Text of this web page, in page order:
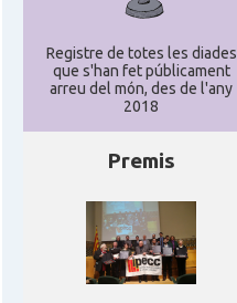
Registre de totes les diades
que s'han fet públicament
arreu del món, des de l'any
2018
Premis